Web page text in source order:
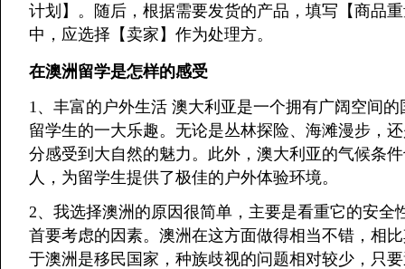
计划】。随后，根据需要发货的产品，填写【商品
中，应选择【卖家】作为处理方。
在澳洲留学是怎样的感受
1、丰富的户外生活 澳大利亚是一个拥有广阔空间
留学生的一大乐趣。无论是丛林探险、海滩漫步，
分感受到大自然的魅力。此外，澳大利亚的气候条
人，为留学生提供了极佳的户外体验环境。
2、我选择澳洲的原因很简单，主要是看重它的安
首要考虑的因素。澳洲在这方面做得相当不错，相
于澳洲是移民国家，种族歧视的问题相对较少，只